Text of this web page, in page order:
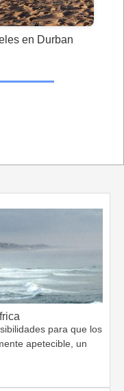
en Durban
para que los
apetecible, un